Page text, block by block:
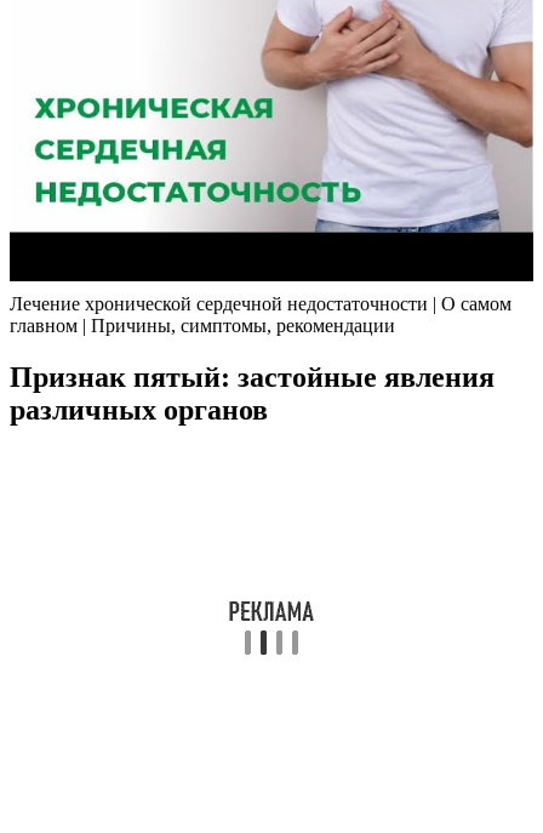
Лечение хронической сердечной недостаточности | О самом
главном | Причины, симптомы, рекомендации
Признак пятый: застойные явления
различных органов